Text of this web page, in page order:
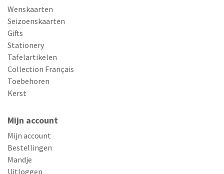
Wenskaarten
Seizoenskaarten
Gifts
Stationery
Tafelartikelen
Collection Français
Toebehoren
Kerst
Mijn account
Mijn account
Bestellingen
Mandje
Uitloggen